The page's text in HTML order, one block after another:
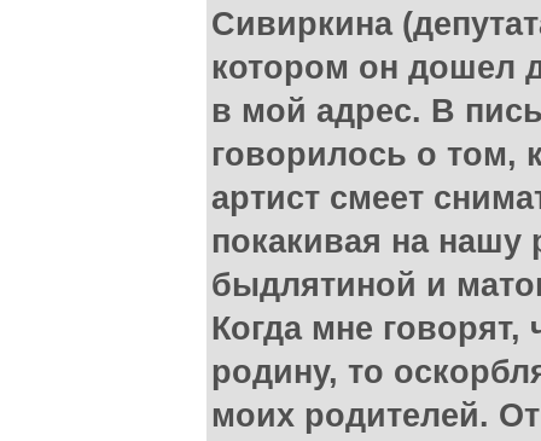
Сивиркина
котором он дошел
в мой адрес. В
говорилось о том,
артист смеет
покакивая на нашу
быдлятиной и
Когда мне
родину, то
моих родителей.